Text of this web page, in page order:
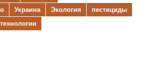
Украина Экология
пестициды
технологии